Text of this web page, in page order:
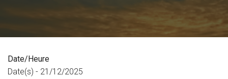
Date/Heure
Date(s) - 21/12/2025